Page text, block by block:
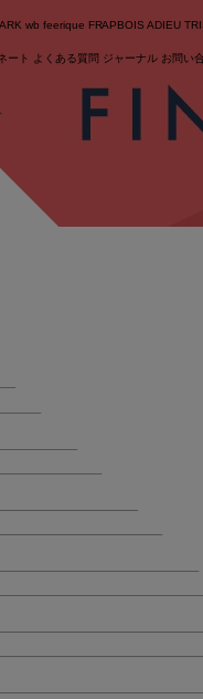
wb feerique FRAPBOIS ADIEU
ート よくある質問 ジャーナル お問い